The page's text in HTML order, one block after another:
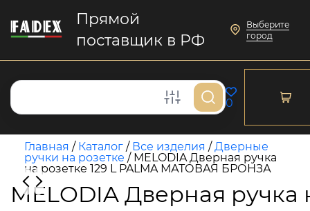
Прямой
поставщик в РФ
Выберите
город
0
Главная / Каталог / Все изделия /Дверные
ручки на розетке / MELODIA Дверная ручка
на розетке 129 L PALMA МАТОВАЯ БРОНЗА
MELODIA Дверная